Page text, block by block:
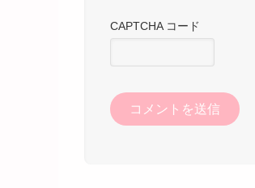
CAPTCHA コード